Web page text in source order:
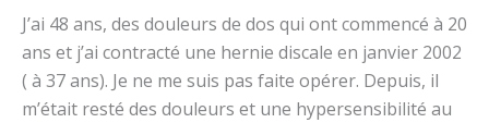
J’ai 48 ans, des douleurs de dos qui ont commencé à 20
ans et j’ai contracté une hernie discale en janvier 2002
( à 37 ans). Je ne me suis pas faite opérer. Depuis, il
m’était resté des douleurs et une hypersensibilité au